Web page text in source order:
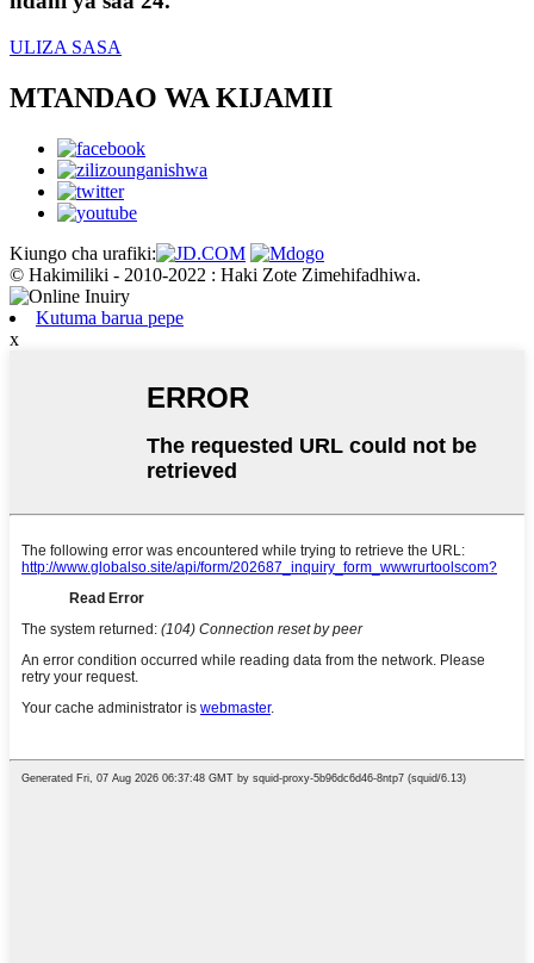
ULIZA SASA
MTANDAO WA KIJAMII
Kiungo cha urafiki:
© Hakimiliki - 2010-2022 : Haki Zote Zimehifadhiwa.
Kutuma barua pepe
x